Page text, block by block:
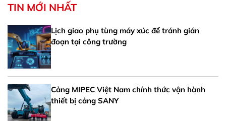
TIN MỚI NHẤT
Lịch giao phụ tùng máy xúc để tránh gián
đoạn tại công trường
Cảng MIPEC Việt Nam chính thức vận hành
thiết bị cảng SANY